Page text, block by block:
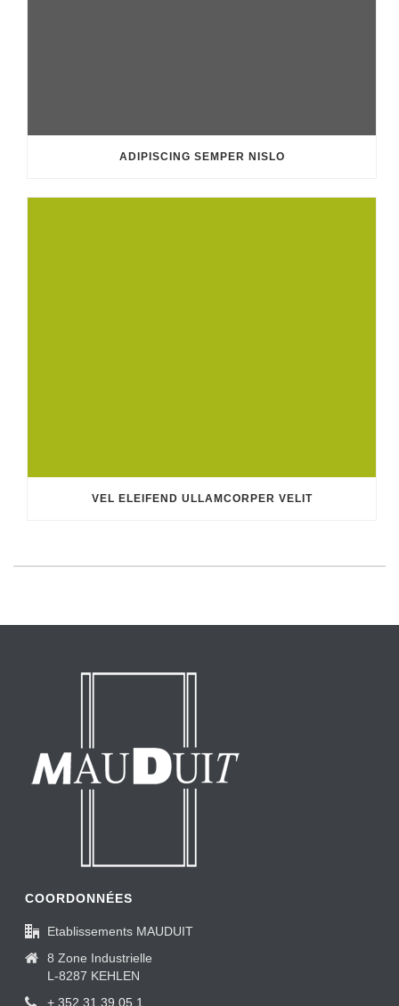
ADIPISCING SEMPER NISLO
VEL ELEIFEND ULLAMCORPER VELIT
COORDONNÉES
Etablissements MAUDUIT
8 Zone Industrielle
L-8287 KEHLEN
+ 352 31.39.05.1